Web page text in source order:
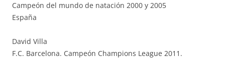
Campeón del mundo de natación 2000 y 2005
España
David Villa
F.C. Barcelona. Campeón Champions League 2011.